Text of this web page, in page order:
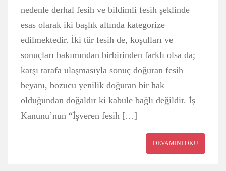
nedenle derhal fesih ve bildimli fesih şeklinde
esas olarak iki başlık altında kategorize
edilmektedir. İki tür fesih de, koşulları ve
sonuçları bakımından birbirinden farklı olsa da;
karşı tarafa ulaşmasıyla sonuç doğuran fesih
beyanı, bozucu yenilik doğuran bir hak
olduğundan doğaldır ki kabule bağlı değildir. İş
Kanunu’nun “İşveren fesih […]
DEVAMINI OKU